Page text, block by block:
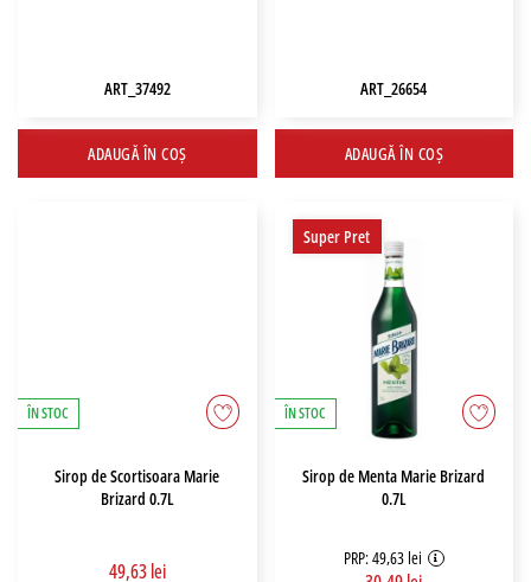
ART_37492
ADAUGĂ ÎN COȘ
ART_26654
ADAUGĂ ÎN COȘ
ÎN STOC
Sirop de Scortisoara Marie
Brizard 0.7L
49,63 lei
Super Pret
ÎN STOC
Sirop de Menta Marie Brizard
0.7L
PRP: 49,63 lei